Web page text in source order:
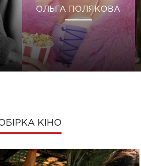
ОЛЬГА ПОЛЯКОВА
КІНО